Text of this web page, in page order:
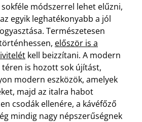
módszerrel lehet elűzni,
egyik leghatékonyabb a jól
Természetesen
először is a
kell beizzítani. A modern
is hozott sok újítást,
modern eszközök, amelyek
majd az italra habot
csodák ellenére, a kávéfőző
mindig nagy népszerűségnek